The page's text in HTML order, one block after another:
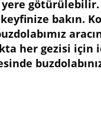
götürülebilir.
bakın.
her gezisi için